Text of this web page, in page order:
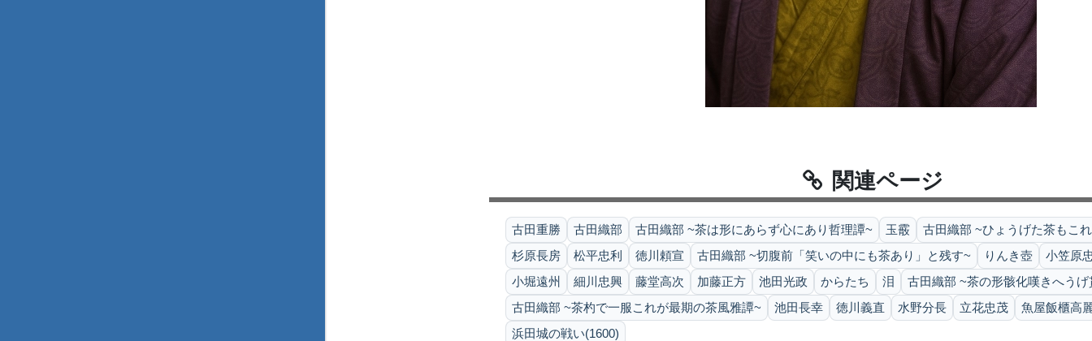
関連ページ
古田重勝 古田織部 古田織部 ~茶は形にあらず心にあり哲理譚~ 玉霰
古田織部 ~ひょうげた茶もこ
杉原長房
松平忠利 徳川頼宣 古田織部 ~切腹前「笑いの中にも茶あり」と残す~ りんき壺
小笠原
小堀遠州
細川忠興 藤堂高次 加藤正方 池田光政 からたち 泪
古田織部 ~茶の形骸化嘆きへうげ
古田織部 ~茶杓で一服これが最期の茶風雅譚~
池田長幸 徳川義直 水野分長 立花忠茂
魚屋飯櫃高
浜田城の戦い(1600)